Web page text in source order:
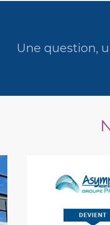
Une question,